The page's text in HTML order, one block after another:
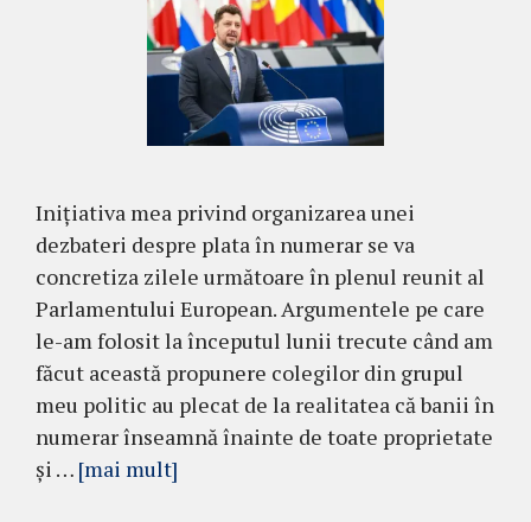
Inițiativa mea privind organizarea unei
dezbateri despre plata în numerar se va
concretiza zilele următoare în plenul reunit al
Parlamentului European. Argumentele pe care
le-am folosit la începutul lunii trecute când am
făcut această propunere colegilor din grupul
meu politic au plecat de la realitatea că banii în
numerar înseamnă înainte de toate proprietate
și … [mai mult]